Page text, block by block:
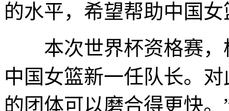
的水平，希望帮助中国
本次世界杯资格赛，
中国女篮新一任队长。
的团体可以磨合得更快。